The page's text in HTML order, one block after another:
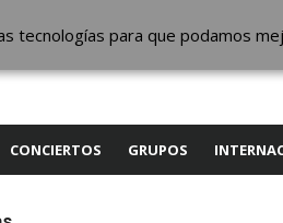
Music QUIENES
CONCIERTOS GRUPOS
tecnologías para que podamos